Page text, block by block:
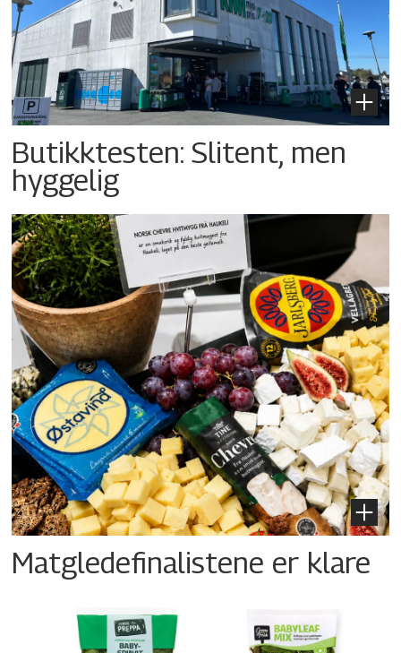
Butikktesten: Slitent, men
hyggelig
Matgledefinalistene er klare